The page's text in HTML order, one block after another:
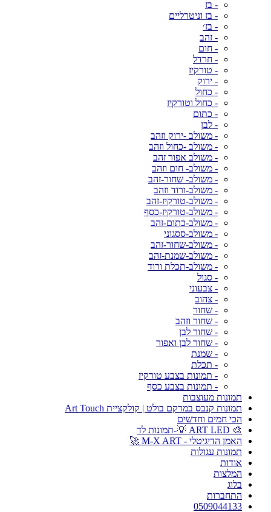
- בז
- בז וניטרליים
- בז׳
- זהב
- חום
- חרדל
- טורקיז
- ירוק
- כחול
- כחול וטורקיז
- כתום
- לבן
- משולב -ירוק וזהב
- משולב -כחול וזהב
- משולב אפור זהב
- משולב- חום וזהב
- משולב- שחור-זהב
- משולב-ורוד וזהב
- משולב-טורקיז-זהב
- משולב-טורקיז-כסף
- משולב-כתום-זהב
- משולב-ססגוני
- משולב-שחור-זהב
- משולב-שמנת-זהב
- משולב-תכלת ורוד
- סגול
- צבעוני
- צהוב
- שחור
- שחור וזהב
- שחור לבן
- שחור לבן ואפור
- שמנת
- תכלת
- תמונות בצבע טורקיז
- תמונות בצבע כסף
תמונות מעוצבות
תמונות קנבס במרקם בולט | קולקציית Art Touch
הכי חמים וחדשים
🎨 ART LED 💡-תמונות לד
האמן הדיגיטלי - M-X ART 🚀
תמונות עגולות
אודות
המלצות
בלוג
התחברות
0509044133